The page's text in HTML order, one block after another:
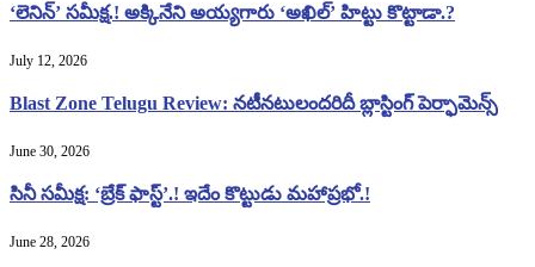
‘లెనిన్’ సమీక్ష.! అక్కినేని అయ్యగారు ‘అఖిల్’ హిట్టు కొట్టాడా.?
July 12, 2026
Blast Zone Telugu Review: నటీనటులందరిదీ బ్లాస్టింగ్ పెర్ఫామెన్స్
June 30, 2026
సినీ సమీక్ష: ‘బ్రేక్ ఫాస్ట్’.! ఇదేం కొట్టుడు మహాప్రభో.!
June 28, 2026